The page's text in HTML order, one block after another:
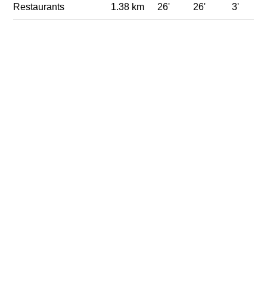
Restaurants 1.38 km 26' 26' 3'